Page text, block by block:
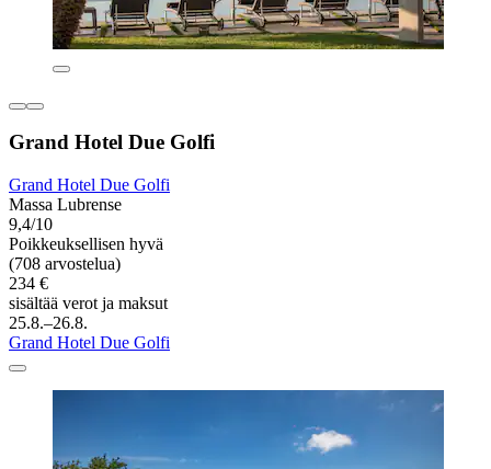
Grand Hotel Due Golfi
Grand Hotel Due Golfi
Massa Lubrense
9,4/10
Poikkeuksellisen hyvä
(708 arvostelua)
234 €
sisältää verot ja maksut
25.8.–26.8.
Grand Hotel Due Golfi